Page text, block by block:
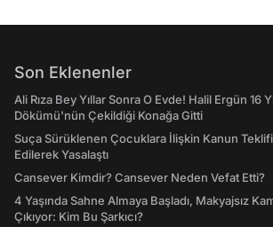
Son Eklenenler
Ali Rıza Bey Yıllar Sonra O Evde! Halil Ergün 16
Dökümü'nün Çekildiği Konağa Gitti
Suça Sürüklenen Çocuklara İlişkin Kanun
Edilerek Yasalaştı
Cansever Kimdir? Cansever Neden Vefat Etti?
4 Yaşında Sahne Almaya Başladı, Makyajsız
Çıkıyor: Kim Bu Şarkıcı?